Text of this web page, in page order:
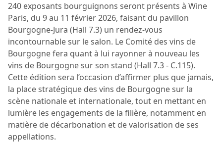
240 exposants bourguignons seront présents à Wine
Paris, du 9 au 11 février 2026, faisant du pavillon
Bourgogne-Jura (Hall 7.3) un rendez-vous
incontournable sur le salon. Le Comité des vins de
Bourgogne fera quant à lui rayonner à nouveau les
vins de Bourgogne sur son stand (Hall 7.3 - C.115).
Cette édition sera l’occasion d’affirmer plus que jamais,
la place stratégique des vins de Bourgogne sur la
scène nationale et internationale, tout en mettant en
lumière les engagements de la filière, notamment en
matière de décarbonation et de valorisation de ses
appellations.